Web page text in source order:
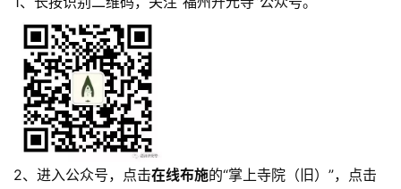
2、进入公众号，点击在线布施的“掌上寺院（旧）”，点击